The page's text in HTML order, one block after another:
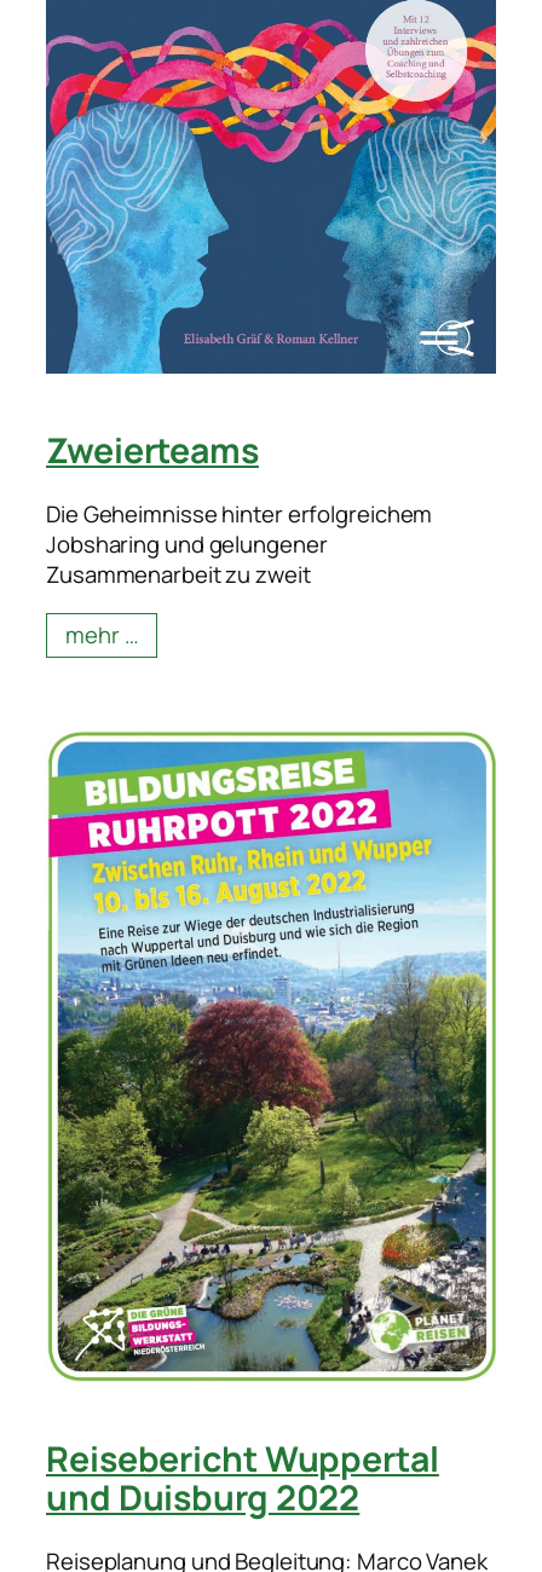
Zweierteams
Die Geheimnisse hinter erfolgreichem
Jobsharing und gelungener
Zusammenarbeit zu zweit
mehr …
Reisebericht Wuppertal
und Duisburg 2022
Reiseplanung und Begleitung: Marco Vanek